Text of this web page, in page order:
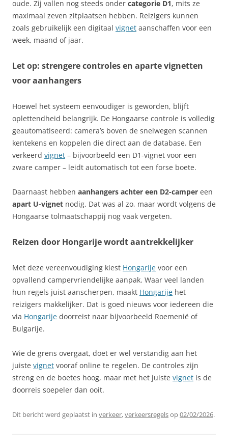
oude. Zij vallen nog steeds onder categorie D1, mits ze
maximaal zeven zitplaatsen hebben. Reizigers kunnen
zoals gebruikelijk een digitaal vignet aanschaffen voor een
week, maand of jaar.
Let op: strengere controles en aparte vignetten
voor aanhangers
Hoewel het systeem eenvoudiger is geworden, blijft
oplettendheid belangrijk. De Hongaarse controle is volledig
geautomatiseerd: camera’s boven de snelwegen scannen
kentekens en koppelen die direct aan de database. Een
verkeerd vignet – bijvoorbeeld een D1-vignet voor een
zware camper – leidt automatisch tot een forse boete.
Daarnaast hebben aanhangers achter een D2-camper een
apart U-vignet nodig. Dat was al zo, maar wordt volgens de
Hongaarse tolmaatschappij nog vaak vergeten.
Reizen door Hongarije wordt aantrekkelijker
Met deze vereenvoudiging kiest Hongarije voor een
opvallend campervriendelijke aanpak. Waar veel landen
hun regels juist aanscherpen, maakt Hongarije het
reizigers makkelijker. Dat is goed nieuws voor iedereen die
via Hongarije doorreist naar bijvoorbeeld Roemenië of
Bulgarije.
Wie de grens overgaat, doet er wel verstandig aan het
juiste vignet vooraf online te regelen. De controles zijn
streng en de boetes hoog, maar met het juiste vignet is de
doorreis soepeler dan ooit.
Dit bericht werd geplaatst in verkeer,verkeersregelsop02/02/2026.